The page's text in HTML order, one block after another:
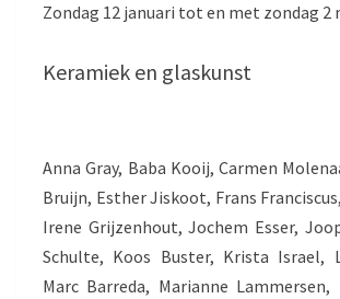
Zondag 12 januari tot en met zondag 2
Keramiek en glaskunst
Anna Gray, Baba Kooij, Carmen
Bruijn, Esther Jiskoot, Frans
Irene Grijzenhout, Jochem Esser,
Schulte, Koos Buster, Krista Israel,
Marc Barreda, Marianne Lammersen,